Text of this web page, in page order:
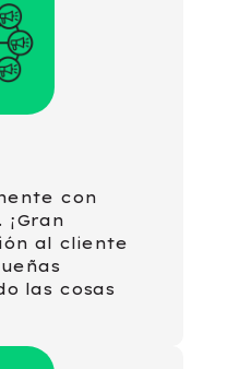
con
¡Gran
al cliente
las cosas